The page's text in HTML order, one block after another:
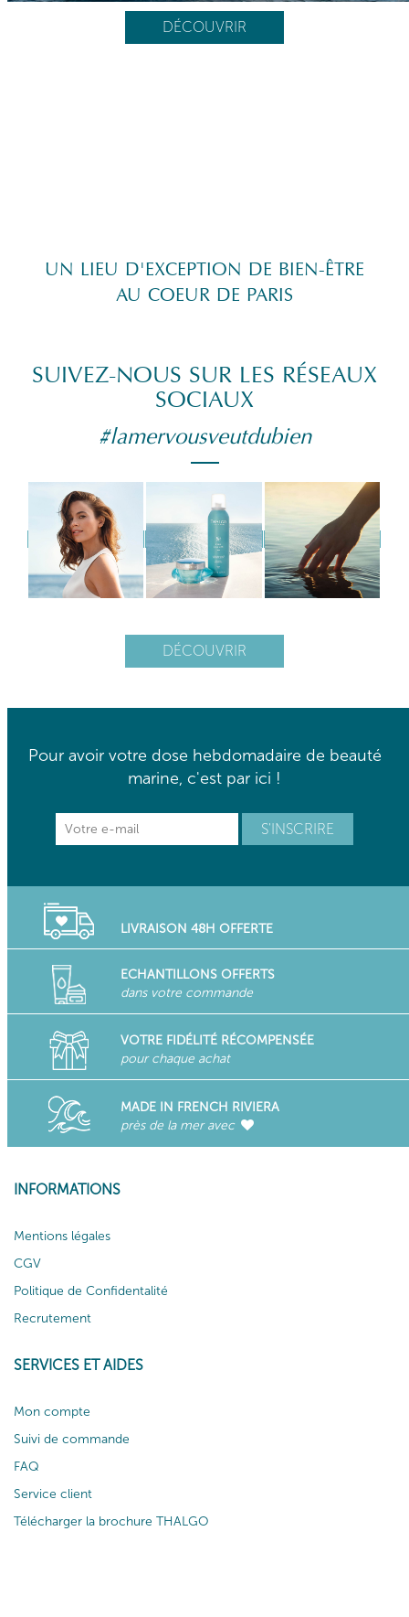
UN LIEU D'EXCEPTION DE BIEN-ÊTRE
AU COEUR DE PARIS
DÉCOUVRIR
SUIVEZ-NOUS SUR LES RÉSEAUX
SOCIAUX
#lamervousveutdubien
DÉCOUVRIR
Pour avoir votre dose hebdomadaire de beauté
marine, c'est par ici !
LIVRAISON 48H OFFERTE
ECHANTILLONS OFFERTS
dans votre commande
VOTRE FIDÉLITÉ RÉCOMPENSÉE
pour chaque achat
MADE IN FRENCH RIVIERA
près de la mer avec
INFORMATIONS
Mentions légales
CGV
Politique de Confidentalité
Recrutement
SERVICES ET AIDES
Mon compte
Suivi de commande
FAQ
Service client
Télécharger la brochure THALGO